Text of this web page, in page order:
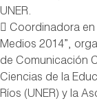
UNER.
 Coordinadora en
Medios 2014”,
de Comunicación
Ciencias de la
Ríos (UNER) y la